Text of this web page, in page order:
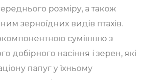
розміру, а також
зерноїдних видів птахів.
сумішшю з
добірного насіння і зерен, які
папуг у їхньому